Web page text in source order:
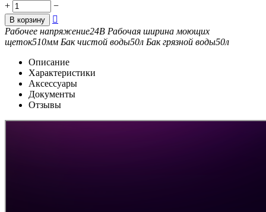
+
−
В корзину

Рабочее напряжение24В Рабочая ширина моющих
щеток510мм Бак чистой воды50л Бак грязной воды50л
Описание
Характеристики
Аксессуары
Документы
Отзывы